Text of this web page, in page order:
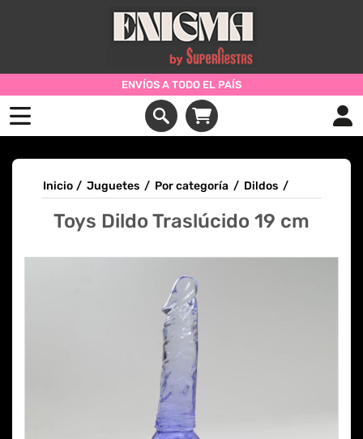
ENVÍOS A TODO EL PAÍS
Inicio / Juguetes / Por categoría / Dildos /
Toys Dildo Traslúcido 19 cm